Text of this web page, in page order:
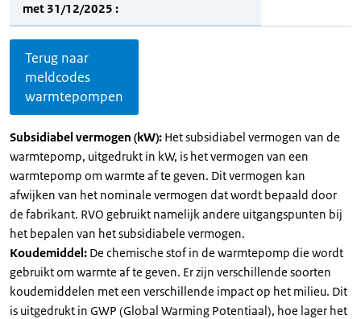
met 31/12/2025 :
Terug naar
meldcodes
warmtepompen
Subsidiabel vermogen (kW): Het subsidiabel vermogen van de
warmtepomp, uitgedrukt in kW, is het vermogen van een
warmtepomp om warmte af te geven. Dit vermogen kan
afwijken van het nominale vermogen dat wordt bepaald door
de fabrikant. RVO gebruikt namelijk andere uitgangspunten bij
het bepalen van het subsidiabele vermogen.
Koudemiddel: De chemische stof in de warmtepomp die wordt
gebruikt om warmte af te geven. Er zijn verschillende soorten
koudemiddelen met een verschillende impact op het milieu. Dit
is uitgedrukt in GWP (Global Warming Potentiaal), hoe lager het